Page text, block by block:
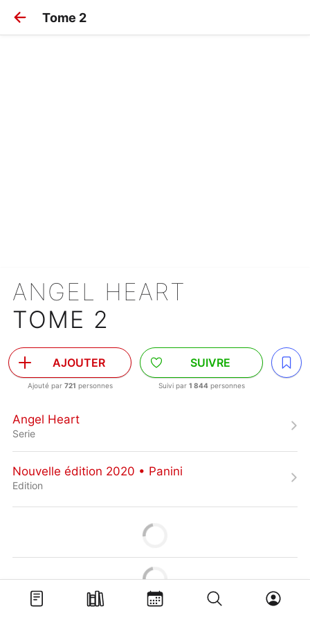
Tome 2
ANGEL HEART
TOME 2
AJOUTER
Ajouté par 721 personnes
SUIVRE
Suivi par 1 844personnes
Angel Heart
Serie
Nouvelle édition 2020 • Panini
Edition